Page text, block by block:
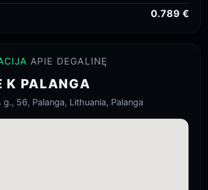
0.789 €
APIE DEGALINĘ
K PALANGA
g., 56, Palanga, Lithuania, Palanga